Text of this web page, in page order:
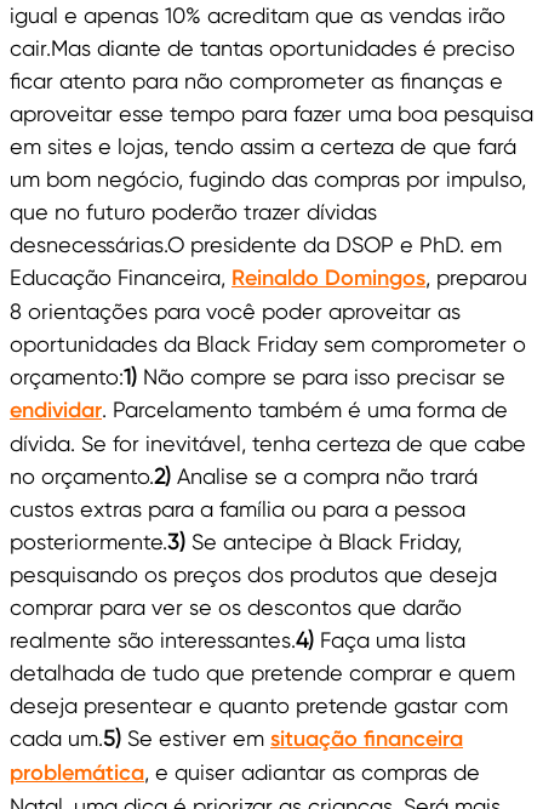
igual e apenas 10% acreditam que as vendas irão
cair.Mas diante de tantas oportunidades é preciso
ficar atento para não comprometer as finanças e
aproveitar esse tempo para fazer uma boa pesquisa
em sites e lojas, tendo assim a certeza de que fará
um bom negócio, fugindo das compras por impulso,
que no futuro poderão trazer dívidas
desnecessárias.O presidente da DSOP e PhD. em
Educação Financeira, Reinaldo Domingos, preparou
8 orientações para você poder aproveitar as
oportunidades da Black Friday sem comprometer o
orçamento:1) Não compre se para isso precisar se
endividar. Parcelamento também é uma forma de
dívida. Se for inevitável, tenha certeza de que cabe
no orçamento.2) Analise se a compra não trará
custos extras para a família ou para a pessoa
posteriormente.3) Se antecipe à Black Friday,
pesquisando os preços dos produtos que deseja
comprar para ver se os descontos que darão
realmente são interessantes.4) Faça uma lista
detalhada de tudo que pretende comprar e quem
deseja presentear e quanto pretende gastar com
cada um.5) Se estiver em situação financeira
problemática, e quiser adiantar as compras de